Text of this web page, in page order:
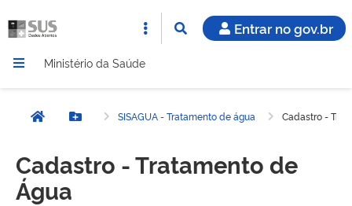
Entrar no gov.br
Ministério da Saúde
Página inicial
Botão MenuSISAGUA - Tratamento de água Cadastro -
Cadastro - Tratamento de
Água